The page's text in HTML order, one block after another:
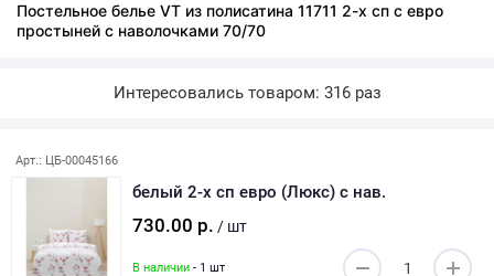
Постельное белье VT из полисатина 11711 2-х сп с евро
простыней с наволочками 70/70
Интересовались товаром: 316 раз
Арт.: ЦБ-00045166
белый 2-х сп евро (Люкс) с нав.
730.00 р. / шт
В наличии - 1 шт